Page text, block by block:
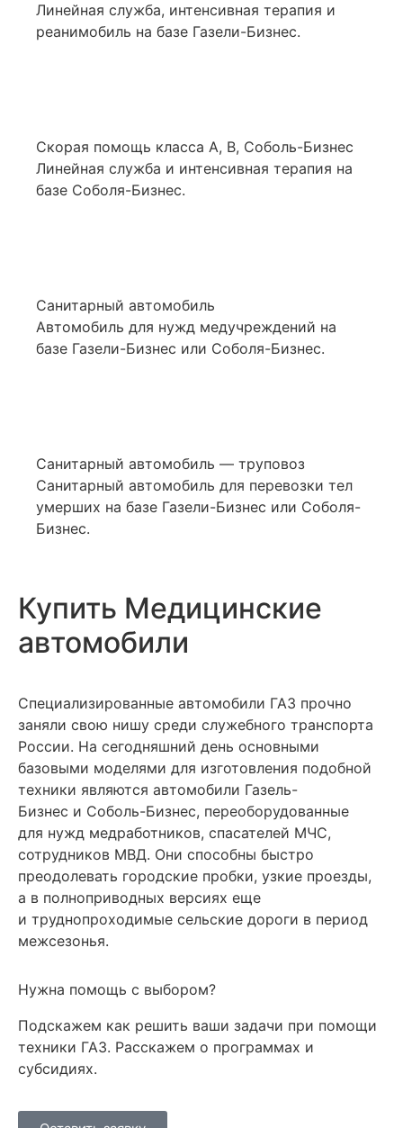
Линейная служба, интенсивная терапия и
реанимобиль на базе Газели-Бизнес.
Скорая помощь класса А, В, Соболь-Бизнес
Линейная служба и интенсивная терапия на
базе Соболя-Бизнес.
Санитарный автомобиль
Автомобиль для нужд медучреждений на
базе Газели-Бизнес или Соболя-Бизнес.
Санитарный автомобиль — труповоз
Санитарный автомобиль для перевозки тел
умерших на базе Газели-Бизнес или Соболя-
Бизнес.
Купить Медицинские
автомобили
Специализированные автомобили ГАЗ прочно
заняли свою нишу среди служебного транспорта
России. На сегодняшний день основными
базовыми моделями для изготовления подобной
техники являются автомобили Газель-
Бизнес и Соболь-Бизнес, переоборудованные
для нужд медработников, спасателей МЧС,
сотрудников МВД. Они способны быстро
преодолевать городские пробки, узкие проезды,
а в полноприводных версиях еще
и труднопроходимые сельские дороги в период
межсезонья.
Нужна помощь с выбором?
Подскажем как решить ваши задачи при помощи
техники ГАЗ. Расскажем о программах и
субсидиях.